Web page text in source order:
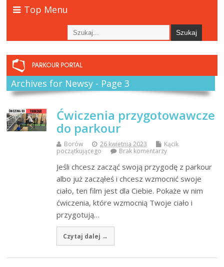
Top Menu
Archives for Newsy - Page 3
Ćwiczenia przygotowawcze
do parkour
Borów 26 kwietnia 2023
Kącik
początkującego
Brak komentarzy
Jeśli chcesz zacząć swoją przygodę z parkour
albo już zacząłeś i chcesz wzmocnić swoje
ciało, ten film jest dla Ciebie. Pokaże w nim
ćwiczenia, które wzmocnią Twoje ciało i
przygotują…
Czytaj dalej →